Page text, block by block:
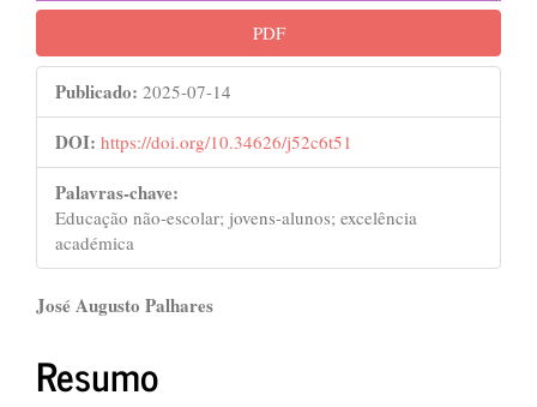
PDF
Publicado: 2025-07-14
DOI: https://doi.org/10.34626/j52c6t51
Palavras-chave:
Educação não-escolar; jovens-alunos; excelência
académica
José Augusto Palhares
Resumo